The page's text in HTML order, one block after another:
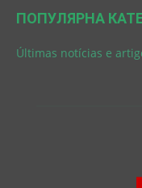
ПОПУЛЯРНА
Últimas notícias e